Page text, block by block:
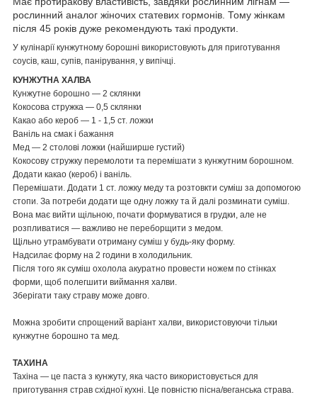
рослинний аналог жіночих статевих гормонів. Тому жінкам
після 45 років дуже рекомендують такі продукти.
У кулінарії кунжутному борошні використовують для приготування
соусів, каш, супів, панірування, у випічці.
КУНЖУТНА ХАЛВА
Кунжутне борошно — 2 склянки
Кокосова стружка — 0,5 склянки
Какао або кероб — 1 - 1,5 ст. ложки
Ваніль на смак і бажання
Мед — 2 столові ложки (найширше густий)
Кокосову стружку перемолоти та перемішати з кунжутним борошном.
Додати какао (кероб) і ваніль.
Перемішати. Додати 1 ст. ложку меду та розтовкти суміш за допомогою
стопи. За потреби додати ще одну ложку та й далі розминати суміш.
Вона має вийти щільною, почати формуватися в грудки, але не
розпливатися — важливо не переборщити з медом.
Щільно утрамбувати отриману суміш у будь-яку форму.
Надсилає форму на 2 години в холодильник.
Після того як суміш охолола акуратно провести ножем по стінках
форми, щоб полегшити виймання халви.
Зберігати таку страву може довго.
Можна зробити спрощений варіант халви, використовуючи тільки
кунжутне борошно та мед.
ТАХИНА
Тахіна — це паста з кунжуту, яка часто використовується для
приготування страв східної кухні. Це повністю пісна/веганська страва.